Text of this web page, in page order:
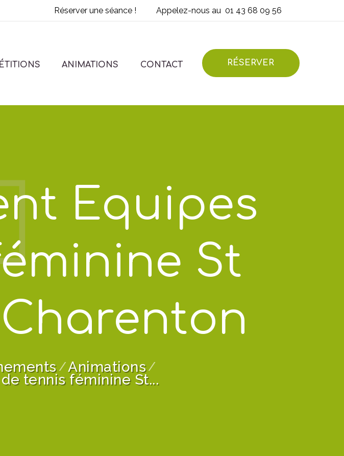
Réserver une séance ! Appelez-nous au 01 43 68 09 56
ANIMATIONS CONTACT RÉSERVER
Equipes
St
Animations
tennis féminine St...